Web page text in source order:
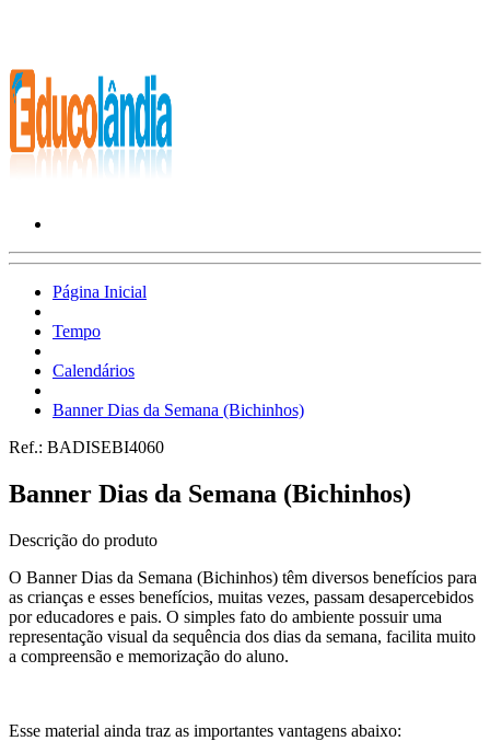
Página Inicial
Tempo
Calendários
Banner Dias da Semana (Bichinhos)
Ref.: BADISEBI4060
Banner Dias da Semana (Bichinhos)
Descrição do produto
O Banner Dias da Semana (Bichinhos) têm diversos benefícios para
as crianças e esses benefícios, muitas vezes, passam desapercebidos
por educadores e pais. O simples fato do ambiente possuir uma
representação visual da sequência dos dias da semana, facilita muito
a compreensão e memorização do aluno.
Esse material ainda traz as importantes vantagens abaixo: